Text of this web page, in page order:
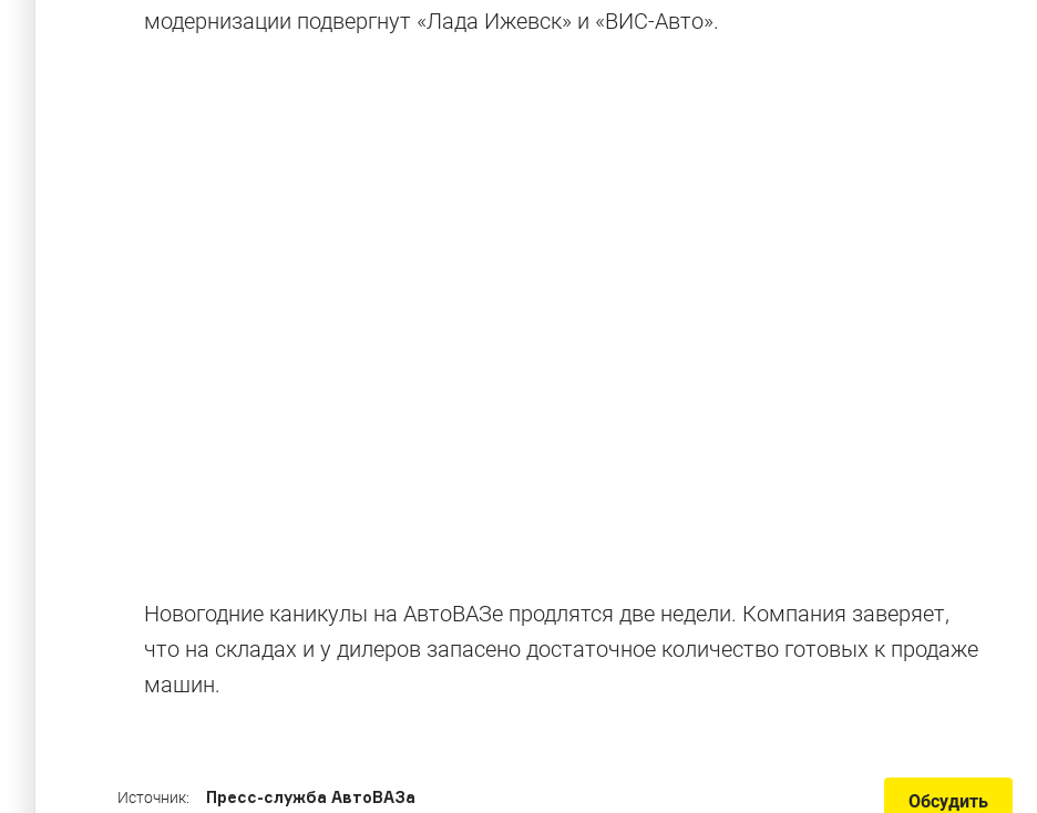
модернизации подвергнут «Лада Ижевск» и «ВИС-Авто».
Новогодние каникулы на АвтоВАЗе продлятся две недели. Компания заверяет,
что на складах и у дилеров запасено достаточное количество готовых к продаже
машин.
100 000 км по России
Грандиозная экспедиция завершилась — подводим итоги
Обсудить
Источник: Пресс-служба АвтоВАЗа